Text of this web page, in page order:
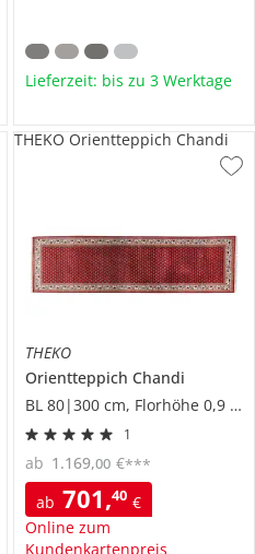
Lieferzeit: bis zu 3 Werktage
THEKO
Orientteppich Chandi
BL 80|300 cm, Florhöhe 0,9 cm
1
ab 701,40 €
Online zum
Kundenkartenpreis
ab 1.169,00 €***
THEKO Orientteppich Chandi